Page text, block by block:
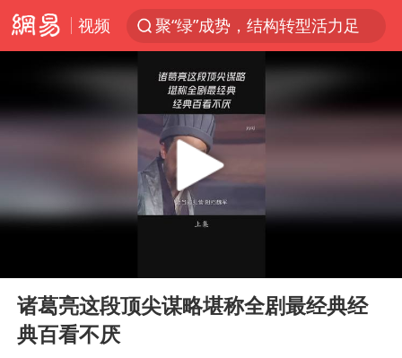
视频
聚“绿”成势，结构转型活力足
印度暴发金迪普拉病毒
“梅姨”已是老年人 死刑或适用受限
Play
诸葛亮这段顶尖谋略堪称全剧最经典经
典百看不厌